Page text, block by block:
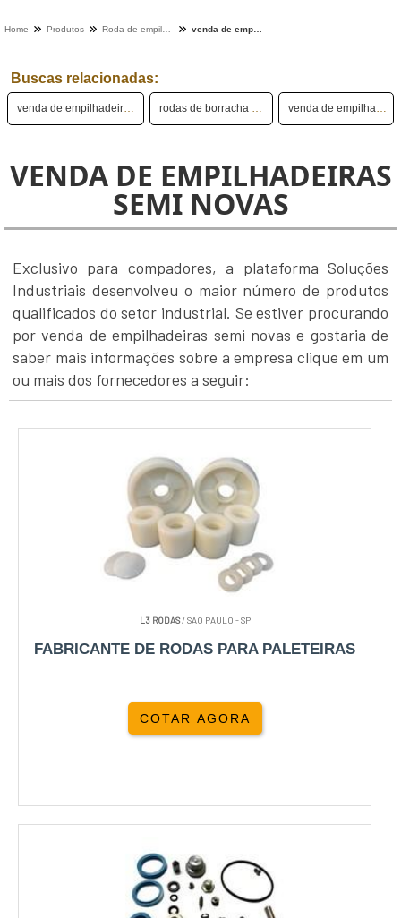
Home Produtos
Buscas relacionadas:
venda de empilhadeiras semi novas rodas de borracha empilhadeira venda de empilhadeira hyster
VENDA DE EMPILHADEIRAS
SEMI NOVAS
Exclusivo para compadores, a plataforma Soluções
Industriais desenvolveu o maior número de produtos
qualificados do setor industrial. Se estiver procurando
por venda de empilhadeiras semi novas e gostaria de
saber mais informações sobre a empresa clique em um
ou mais dos fornecedores a seguir:
L3 RODAS/ SÃO PAULO - SP
FABRICANTE DE RODAS PARA PALETEIRAS
COTAR AGORA